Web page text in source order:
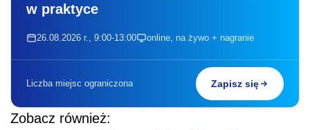
w praktyce
26.08.2026 r., 9:00-13:00 online, na żywo + nagranie
Liczba miejsc ograniczona Zapisz się
Zobacz również: